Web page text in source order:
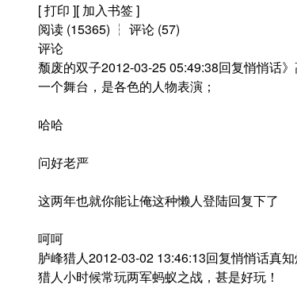
[ 打印 ][ 加入书签 ]
阅读 (15365) ┆ 评论 (57)
评论
颓废的双子2012-03-25 05:49:38回复悄悄话
一个舞台，是各色的人物表演；
哈哈
问好老严
这两年也就你能让俺这种懒人登陆回复下了
呵呵
胪峰猎人2012-03-02 13:46:13回复悄悄话真知
猎人小时候常玩两军蚂蚁之战，甚是好玩！